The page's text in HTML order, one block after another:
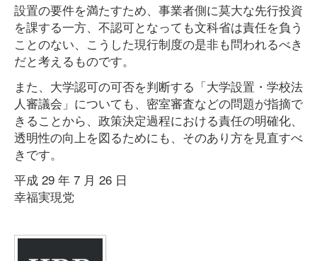
設置の要件を満たすため、事業者側に莫大な先行投資
を課する一方、不認可となっても文科省は責任を負う
ことのない、こうした現行制度の是非も問われるべき
だと考えるものです。
また、大学認可の可否を判断する「大学設置・学校法
人審議会」についても、密室審査などの問題が指摘で
きることから、政策決定過程における責任の明確化、
透明性の向上を図るためにも、そのあり方を見直すべ
きです。
平成 29 年 7 月 26 日
幸福実現党